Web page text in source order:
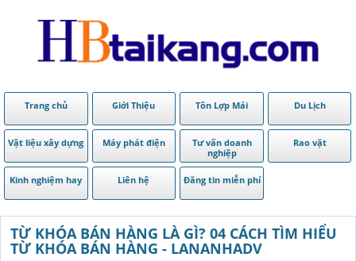
Trang chủ Giới Thiệu Tôn Lợp Mái Du Lịch
Vật liệu xây dựng Máy phát điện
Tư vấn doanh
nghiệp
Rao vặt
Kinh nghiệm hay Liên hệ Đăng tin miễn phí
TỪ KHÓA BÁN HÀNG LÀ GÌ? 04 CÁCH TÌM HIỂU
TỪ KHÓA BÁN HÀNG - LANANHADV